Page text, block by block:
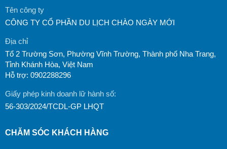
Tên công ty
CÔNG TY CỔ PHẦN DU LỊCH CHÀO NGÀY MỚI
Địa chỉ
Tổ 2 Trường Sơn, Phường Vĩnh Trường, Thành phố Nha Trang,
Tỉnh Khánh Hòa, Việt Nam
Hỗ trợ: 0902288296
Giấy phép kinh doanh lữ hành số:
56-303/2024/TCDL-GP LHQT
CHĂM SÓC KHÁCH HÀNG